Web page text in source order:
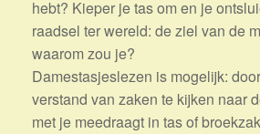
hebt? Kieper je tas om en je
raadsel ter wereld: de ziel van de
waarom zou je?
Damestasjeslezen is mogelijk:
verstand van zaken te kijken naar
met je meedraagt in tas of